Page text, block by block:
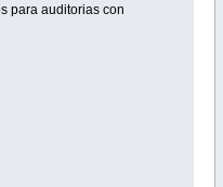
para auditorias con